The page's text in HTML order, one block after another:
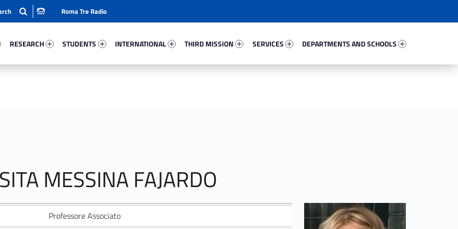
RESEARCH
STUDENTS
INTERNATIONAL
THIRD MISSION
SERVICES
DEPARTMENTS AND SCHOOLS
Roma Tre Radio
MESSINA FAJARDO
Professore Associato